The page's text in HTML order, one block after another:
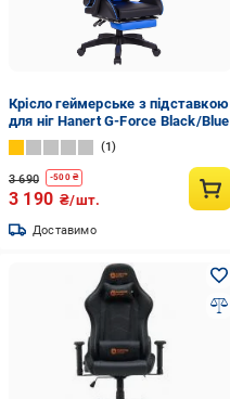
Крісло геймерське з підставкою
для ніг Hanert G-Force Black/Blue
1
3 690 -500₴
3 190 ₴/шт.
Доставимо